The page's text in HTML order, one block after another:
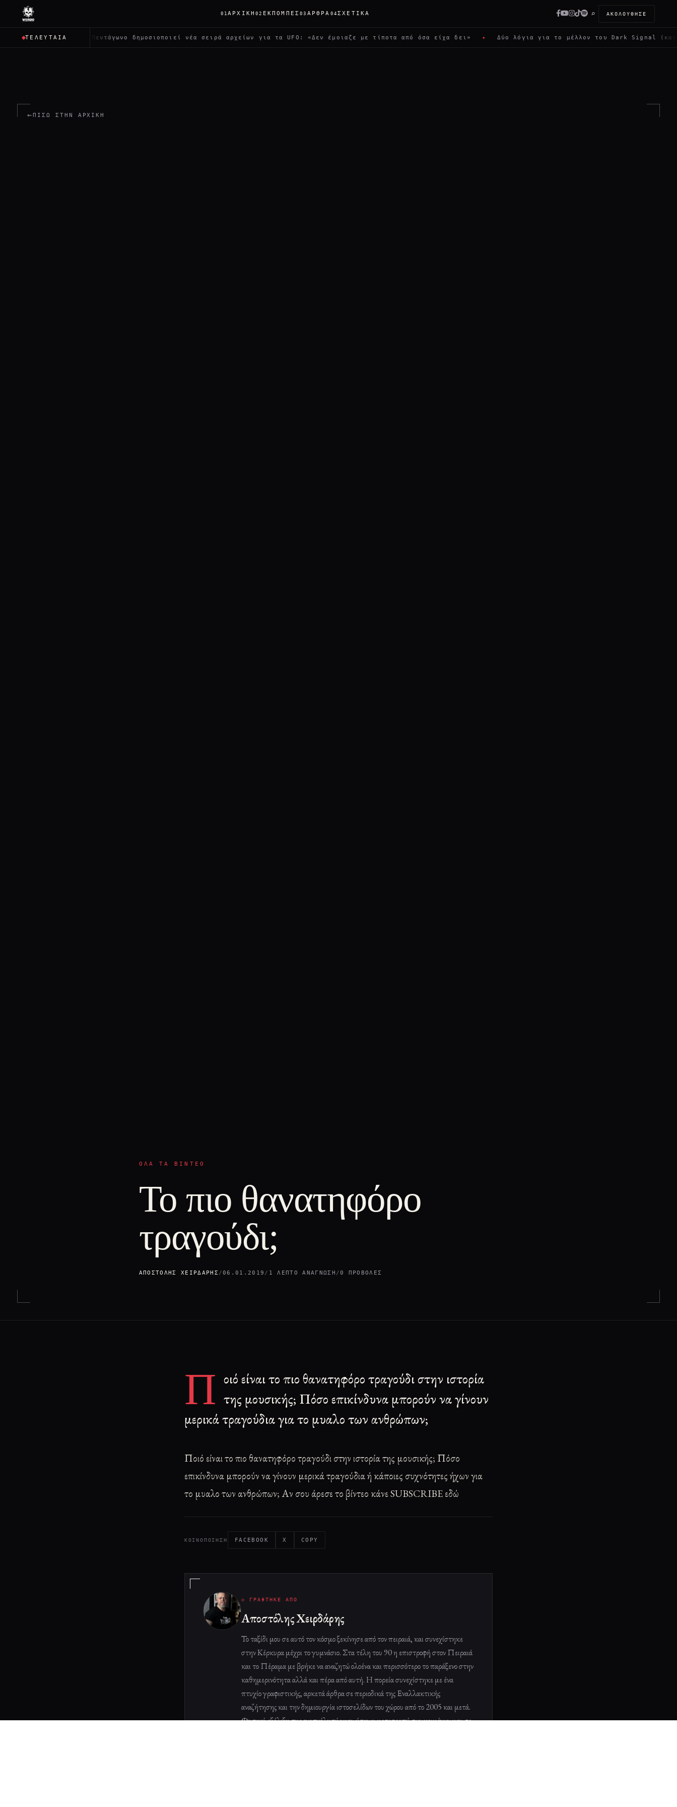
01 ΑΡΧΙΚΉ02 ΕΚΠΟΜΠΈΣ03 ΆΡΘΡΑ 04ΣΧΕΤΙΚΆ ⌕ ΑΚΟΛΟΎΘΗΣΕ
ΤΕΛΕΥΤΑΊΑ
✦ Το Πεντάγωνο δημοσιοποιεί νέα σειρά αρχείων για τα UFO: «Δεν έμοιαζε με τίποτα από όσα είχα δει» ✦ Δύο λόγια για το μέλλον του Dark Signal (και πώς
←ΠΊΣΩ ΣΤΗΝ ΑΡΧΙΚΉ
ΌΛΑ ΤΑ ΒΊΝΤΕΟ
Το πιο θανατηφόρο
τραγούδι;
ΑΠΟΣΤΌΛΗΣ ΧΕΙΡΔΆΡΗΣ /06.01.2019 / 1 ΛΕΠΤΌ ΑΝΆΓΝΩΣΗ /0 ΠΡΟΒΟΛΈΣ
Π οιό είναι το πιο θανατηφόρο τραγούδι στην ιστορία
της μουσικής; Πόσο επικίνδυνα μπορούν να γίνουν
μερικά τραγούδια για το μυαλο των ανθρώπων;
Ποιό είναι το πιο θανατηφόρο τραγούδι στην ιστορία της μουσικής; Πόσο
επικίνδυνα μπορούν να γίνουν μερικά τραγούδια ή κάποιες συχνότητες ήχων για
το μυαλο των ανθρώπων;Αν σου άρεσε το βίντεο κάνε SUBSCRIBE εδώ
ΚΟΙΝΟΠΟΊΗΣΗ FACEBOOK X COPY
◇ ΓΡΆΦΤΗΚΕ ΑΠΌ
Αποστόλης Χειρδάρης
Το ταξίδι μου σε αυτό τον κόσμο ξεκίνησε από τον πειραιά, και συνεχίστηκε
στην Κέρκυρα μέχρι το γυμνάσιο. Στα τέλη του 90 η επιστροφή στον Πειραιά
και το Πέραμα με βρήκε να αναζητώ ολοένα και περισσότερο το παράξενο στην
καθημερινότητα αλλά και πέρα από αυτή. Η πορεία συνεχίστηκε με ένα
πτυχίο γραφιστικής, αρκετά άρθρα σε περιοδικά της Εναλλακτικής
αναζήτησης και την δημιουργία ιστοσελίδων του χώρου από το 2005 και μετά.
Φυσική εξέλιξη της ενασχόλησής μου ήταν η μετατροπή των κειμένων μου σε